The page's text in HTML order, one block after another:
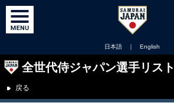
日本語 ｜ English
全世代侍ジャパン選手リスト
戻る